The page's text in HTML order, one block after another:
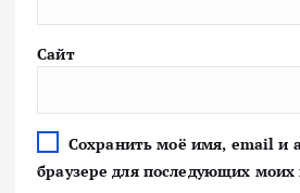
Сайт
Сохранить моё имя, email и
браузере для последующих